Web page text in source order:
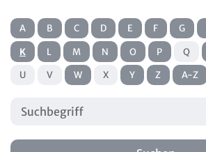
A B C D E F G
K
L M N O P Q
U
V W X Y Z A-Z